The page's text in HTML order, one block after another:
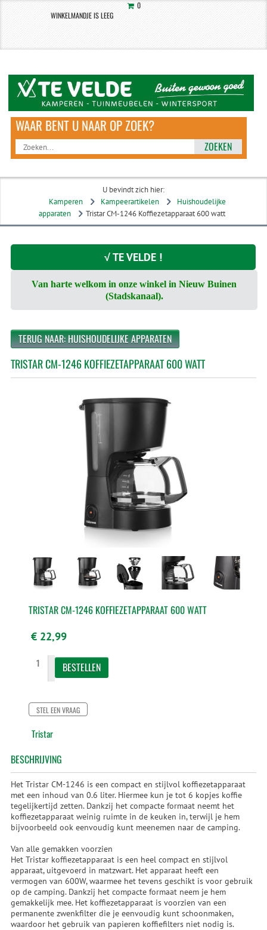
0
WINKELMANDJE IS LEEG
ZOEKEN
U bevindt zich hier:
Kamperen
Kampeerartikelen
Huishoudelijke
apparaten
Tristar CM-1246 Koffiezetapparaat 600 watt
√ TE VELDE !
Van harte welkom in onze winkel in Nieuw Buinen
(Stadskanaal).
TERUG NAAR: HUISHOUDELIJKE APPARATEN
TRISTAR CM-1246 KOFFIEZETAPPARAAT 600 WATT
TRISTAR CM-1246 KOFFIEZETAPPARAAT 600 WATT
€ 22,99
STEL EEN VRAAG
Tristar
BESCHRIJVING
Het Tristar CM-1246 is een compact en stijlvol koffiezetapparaat
met een inhoud van 0.6 liter. Hiermee kun je tot 6 kopjes koffie
tegelijkertijd zetten. Dankzij het compacte formaat neemt het
koffiezetapparaat weinig ruimte in de keuken in, terwijl je hem
bijvoorbeeld ook eenvoudig kunt meenemen naar de camping.
Van alle gemakken voorzien
Het Tristar koffiezetapparaat is een heel compact en stijlvol
apparaat, uitgevoerd in matzwart. Het apparaat heeft een
vermogen van 600W, waarmee het tevens geschikt is voor gebruik
op de camping. Dankzij het compacte formaat neem je hem
gemakkelijk mee. Het koffiezetapparaat is voorzien van een
permanente zwenkfilter die je eenvoudig kunt schoonmaken,
waardoor het gebruik van papieren koffiefilters niet nodig is.